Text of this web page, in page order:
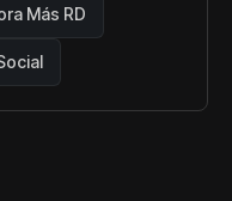
Más RD